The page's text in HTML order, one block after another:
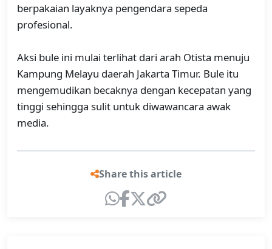
berpakaian layaknya pengendara sepeda
profesional.
Aksi bule ini mulai terlihat dari arah Otista menuju
Kampung Melayu daerah Jakarta Timur. Bule itu
mengemudikan becaknya dengan kecepatan yang
tinggi sehingga sulit untuk diwawancara awak
media.
Share this article